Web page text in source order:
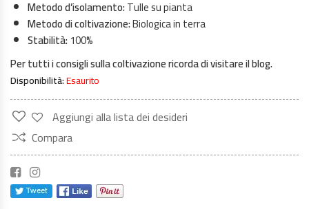
Metodo d’isolamento:Tulle su pianta
Metodo di coltivazione:Biologica in terra
Stabilità:100%
Per tutti i consigli sulla coltivazione ricorda di visitare il blog.
Disponibilità:Esaurito
Aggiungi alla lista dei desideri
Compara